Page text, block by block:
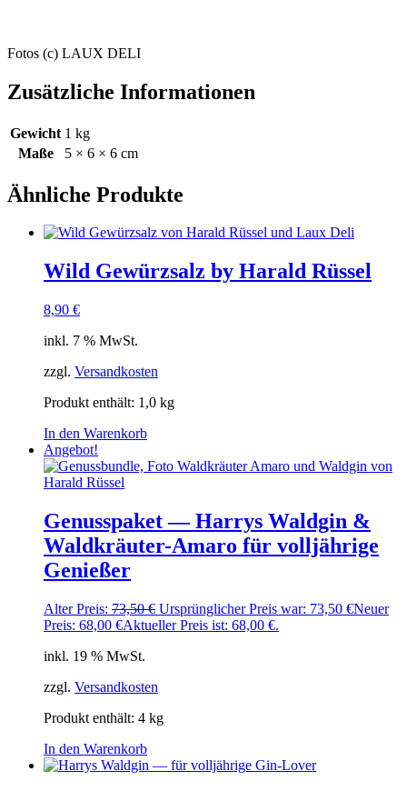
Fotos (c) LAUX DELI
Zusätzliche Informationen
Gewicht 1 kg
Maße
5 × 6 × 6 cm
Ähnliche Produkte
Wild Gewürzsalz by Harald Rüssel
8,90 €
inkl. 7 % MwSt.
zzgl. Versandkosten
Produkt enthält: 1,0 kg
In den Warenkorb
Angebot!
Genusspaket — Harrys Waldgin &
Waldkräuter-Amaro für volljährige
Genießer
Alter Preis: 73,50€ Ursprünglicher Preis war: 73,50 €Neuer
Preis: 68,00 €Aktueller Preis ist: 68,00 €.
inkl. 19 % MwSt.
zzgl. Versandkosten
Produkt enthält: 4 kg
In den Warenkorb